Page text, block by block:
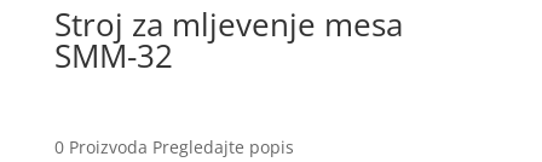
Stroj za mljevenje mesa
SMM-32
0Proizvoda Pregledajte popis